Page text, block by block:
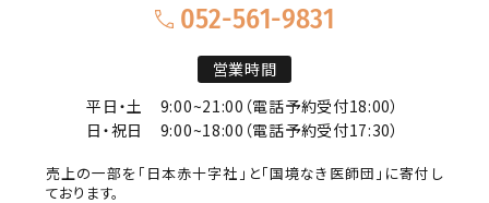
052-561-9831
営業時間
平日・土
9:00~21:00（電話予約受付18:00）
日・祝日
9:00~18:00（電話予約受付17:30）
売上の一部を「日本赤十字社」と「国境なき医師団」に寄付し
ております。